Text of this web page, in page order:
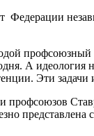
Федерации
профсоюзный
А идеология
Эти
представлена